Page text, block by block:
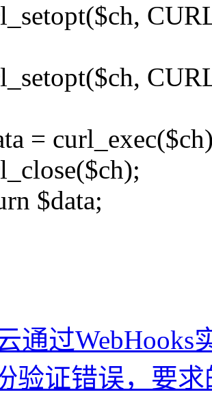
$data;
通过
验证错误，要